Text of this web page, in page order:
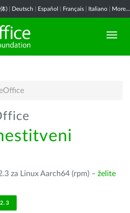
) Deutsch Español Français Italiano More...
za Linux Aarch64 (rpm) – želite